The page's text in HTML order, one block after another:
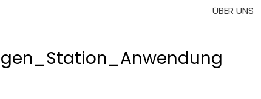
ÜBER UNS